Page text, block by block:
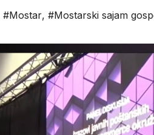
#Mostar, #Mostarski sajam